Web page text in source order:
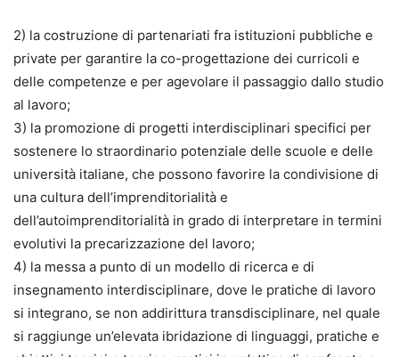
2) la costruzione di partenariati fra istituzioni pubbliche e
private per garantire la co-progettazione dei curricoli e
delle competenze e per agevolare il passaggio dallo studio
al lavoro;
3) la promozione di progetti interdisciplinari specifici per
sostenere lo straordinario potenziale delle scuole e delle
università italiane, che possono favorire la condivisione di
una cultura dell’imprenditorialità e
dell’autoimprenditorialità in grado di interpretare in termini
evolutivi la precarizzazione del lavoro;
4) la messa a punto di un modello di ricerca e di
insegnamento interdisciplinare, dove le pratiche di lavoro
si integrano, se non addirittura transdisciplinare, nel quale
si raggiunge un’elevata ibridazione di linguaggi, pratiche e